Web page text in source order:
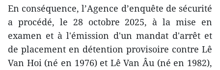
En conséquence, l’Agence d’enquête de sécurité
a procédé, le 28 octobre 2025, à la mise en
examen et à l'émission d'un mandat d'arrêt et
de placement en détention provisoire contre Lê
Van Hoi (né en 1976) et Lê Van Âu (né en 1982),